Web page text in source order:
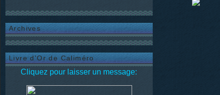
Archives
Livre d'Or de Caliméro
Cliquez pour laisser un message: